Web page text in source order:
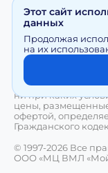
использование
doktor.org
Правообладателя
Сайт носит
ни при каких
цены,
офертой,
Гражданского
© 1997-2026 Все
ООО «МЦ ВМЛ «Мой
Этот сайт
данных
Продолжая
на их